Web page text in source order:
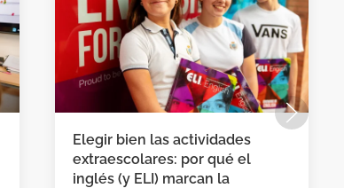
Elegir bien las actividades
extraescolares: por qué el
inglés (y ELI) marcan la